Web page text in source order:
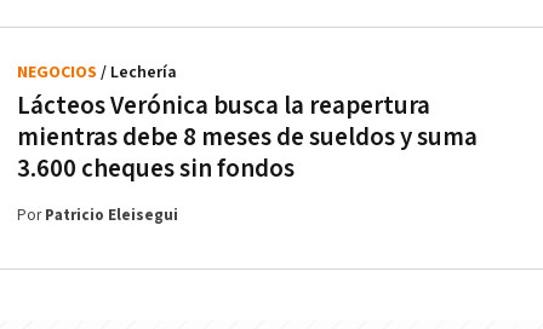
Lácteos Verónica busca la reapertura
mientras debe 8 meses de sueldos y suma
3.600 cheques sin fondos
NEGOCIOS / Lechería
PorPatricio Eleisegui